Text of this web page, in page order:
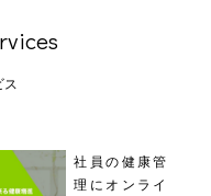
社員の健康管
理にオンライ